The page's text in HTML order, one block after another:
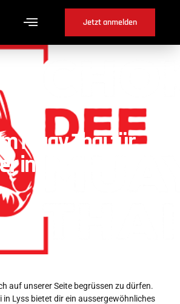
Jetzt anmelden
Muay Thai für
in Lüscherz ?
auf unserer Seite begrüssen zu dürfen.
in Lyss bietet dir ein aussergewöhnliches